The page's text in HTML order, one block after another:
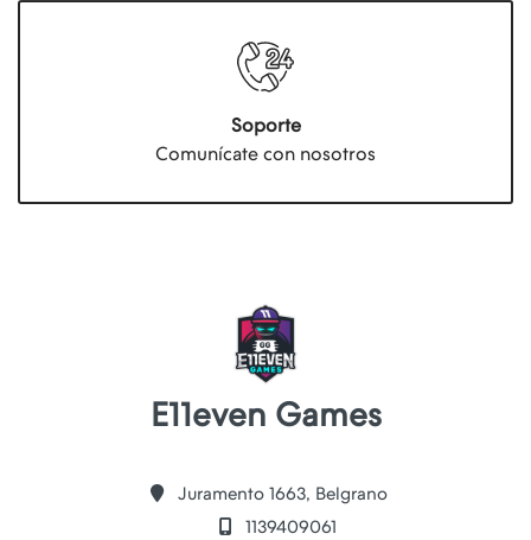
Soporte
Comunícate con nosotros
E11even Games
Juramento 1663, Belgrano
1139409061